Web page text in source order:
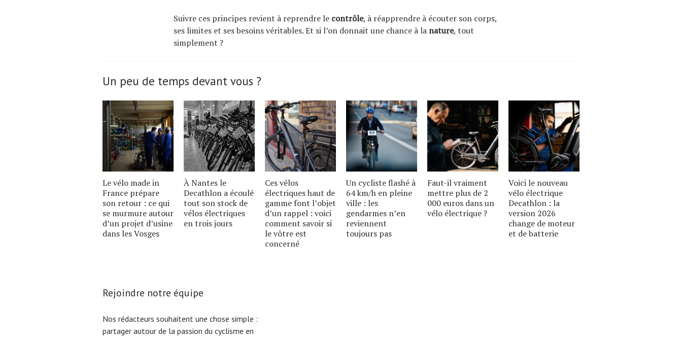
Suivre ces principes revient à reprendre le contrôle, à réapprendre à écouter son corps,
ses limites et ses besoins véritables. Et si l’on donnait une chance à la nature, tout
simplement ?
Un peu de temps devant vous ?
Le vélo made in
France prépare
son retour : ce qui
se murmure autour
dʼun projet dʼusine
dans les Vosges
À Nantes le
Decathlon a écoulé
tout son stock de
vélos électriques
en trois jours
Ces vélos
électriques haut de
gamme font lʼobjet
dʼun rappel : voici
comment savoir si
le vôtre est
concerné
Un cycliste flashé à
64 km/h en pleine
ville : les
gendarmes nʼen
reviennent
toujours pas
Faut-il vraiment
mettre plus de 2
000 euros dans un
vélo électrique ?
Voici le nouveau
vélo électrique
Decathlon : la
version 2026
change de moteur
et de batterie
Rejoindre notre équipe
Nos rédacteurs souhaitent une chose simple :
partager autour de la passion du cyclisme en